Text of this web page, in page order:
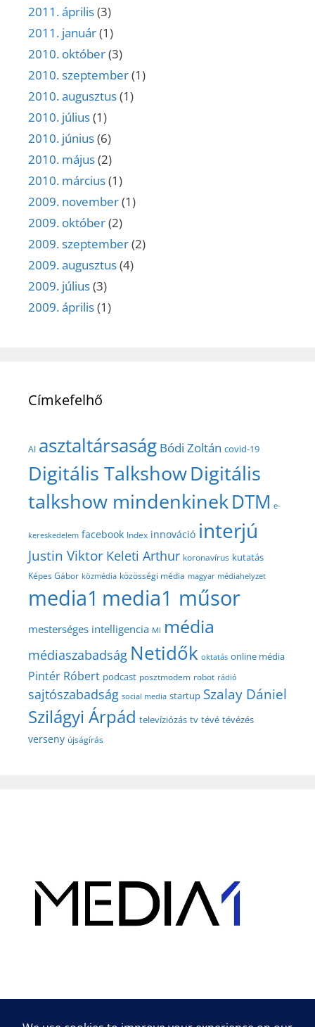
2011. április(3)
2011. január(1)
2010. október(3)
2010. szeptember(1)
2010. augusztus(1)
2010. július(1)
2010. június(6)
2010. május(2)
2010. március(1)
2009. november(1)
2009. október(2)
2009. szeptember(2)
2009. augusztus(4)
2009. július(3)
2009. április(1)
Címkefelhő
AI asztaltársaság Bódi Zoltán covid-19
Digitális TalkshowDigitális
talkshow mindenkinekDTM e-
kereskedelem facebook Index innováció interjú
Justin Viktor Keleti Arthur koronavírus kutatás
Képes Gábor közmédia közösségi média magyar médiahelyzet
media1 media1 műsor
mesterséges intelligencia MI média
médiaszabadság Netidők oktatás online média
Pintér Róbert podcast posztmodem robot rádió
sajtószabadság social media startup Szalay Dániel
Szilágyi Árpád televíziózás tv tévé tévézés
verseny újságírás